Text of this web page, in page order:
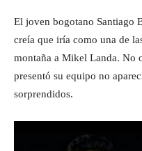
El joven bogotano Santiago
creía que iría como una de
montaña a Mikel Landa. No
presentó su equipo no
sorprendidos.